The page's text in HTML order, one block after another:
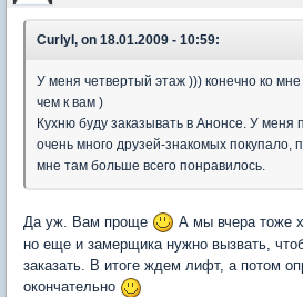
CurlyI, on 18.01.2009 - 10:59:
У меня четвертый этаж ))) конечно ко
чем к вам )
Кухню буду заказывать в Анонсе. У меня
очень много друзей-знакомых покупало,
мне там больше всего понравилось.
Да уж. Вам проще
А мы вчера тоже
но еще и замерщика нужно вызвать,
заказать. В итоге ждем лифт, а потом
окончательно